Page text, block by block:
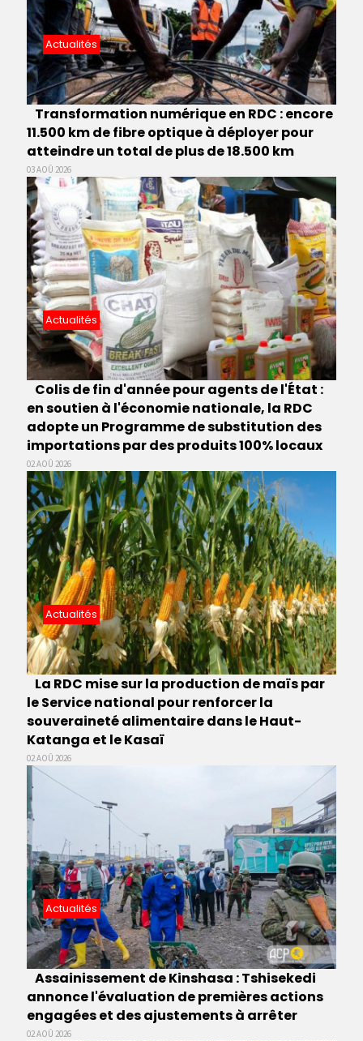
Actualités
Transformation numérique en RDC : encore
11.500 km de fibre optique à déployer pour
atteindre un total de plus de 18.500 km
03 AOÛ 2026
Actualités
Colis de fin d'année pour agents de l'État :
en soutien à l'économie nationale, la RDC
adopte un Programme de substitution des
importations par des produits 100% locaux
02 AOÛ 2026
Actualités
La RDC mise sur la production de maïs par
le Service national pour renforcer la
souveraineté alimentaire dans le Haut-
Katanga et le Kasaï
02 AOÛ 2026
Actualités
Assainissement de Kinshasa : Tshisekedi
annonce l'évaluation de premières actions
engagées et des ajustements à arrêter
02 AOÛ 2026